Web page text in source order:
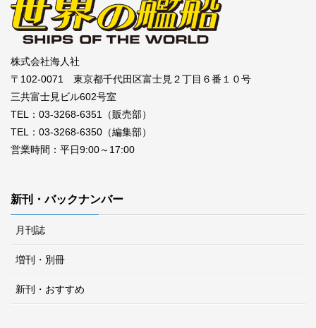
株式会社海人社
〒102-0071 東京都千代田区富士見２丁目６番１０号
三共富士見ビル602号室
TEL：03-3268-6351（販売部）
TEL：03-3268-6350（編集部）
営業時間：平日9:00～17:00
新刊・バックナンバー
月刊誌
増刊・別冊
新刊・おすすめ